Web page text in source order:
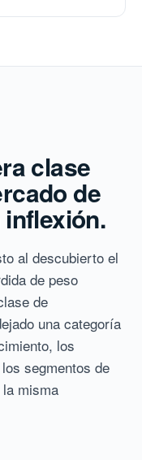
clase
de
al descubierto el
de peso
de
una categoría
los
segmentos de
misma